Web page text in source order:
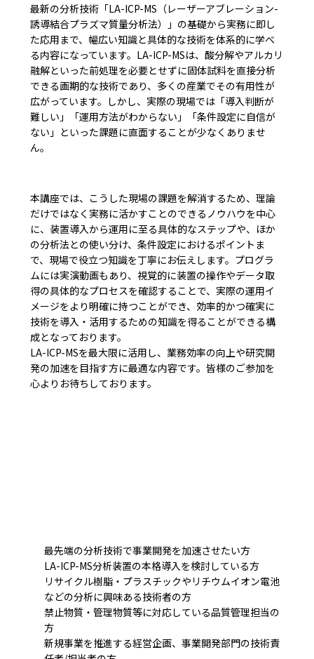
最新の分析技術「LA-ICP-MS（レーザーアブレーション-
誘導結合プラズマ質量分析法）」の基礎から実務に即し
た応用まで、幅広い知識と具体的な技術を体系的に学べ
る内容になっています。LA-ICP-MSは、酸分解やアルカリ
融解といった前処理を必要とせずに固体試料を直接分析
できる画期的な技術であり、多くの産業でその有用性が
広がっています。しかし、実際の現場では「導入判断が
難しい」「運用方法がわからない」「条件設定に自信が
ない」といった課題に直面することが少なくありませ
ん。
本講座では、こうした現場の課題を解消するため、理論
だけではなく実務に活かすことのできるノウハウを中心
に、装置導入から運用に至る具体的なステップや、ほか
の分析法との使い分け、条件設定におけるポイントま
で、現場で役立つ知識を丁寧にお伝えします。プログラ
ムには実演動画もあり、視覚的に装置の操作やデータ取
得の具体的なプロセスを確認することで、実際の運用イ
メージをより明確に持つことができ、効率的かつ確実に
技術を導入・活用するための知識を得ることができる構
成となっております。
LA-ICP-MSを最大限に活用し、業務効率の向上や研究開
発の加速を目指す方に最適な内容です。皆様のご参加を
心よりお待ちしております。
最先端の分析技術で事業開発を加速させたい方
LA-ICP-MS分析装置の本格導入を検討している方
リサイクル樹脂・プラスチックやリチウムイオン電池
などの分析に興味ある技術者の方
禁止物質・管理物質等に対応している品質管理担当の
方
新規事業を推進する経営企画、事業開発部門の技術責